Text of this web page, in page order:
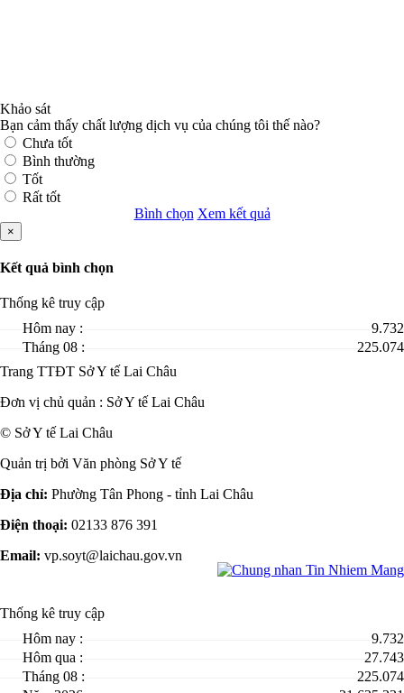
Khảo sát
Bạn cảm thấy chất lượng dịch vụ của chúng tôi thế nào?
Chưa tốt
Bình thường
Tốt
Rất tốt
Bình chọn Xem kết quả
×
Kết quả bình chọn
Thống kê truy cập
Hôm nay :
9.732
Tháng 08 :
225.074
Trang TTĐT Sở Y tế Lai Châu
Đơn vị chủ quản : Sở Y tế Lai Châu
© Sở Y tế Lai Châu
Quản trị bởi Văn phòng Sở Y tế
Địa chỉ: Phường Tân Phong - tỉnh Lai Châu
Điện thoại: 02133 876 391
Email: vp.soyt@laichau.gov.vn
Thống kê truy cập
Hôm nay :
9.732
Hôm qua :
27.743
Tháng 08 :
225.074